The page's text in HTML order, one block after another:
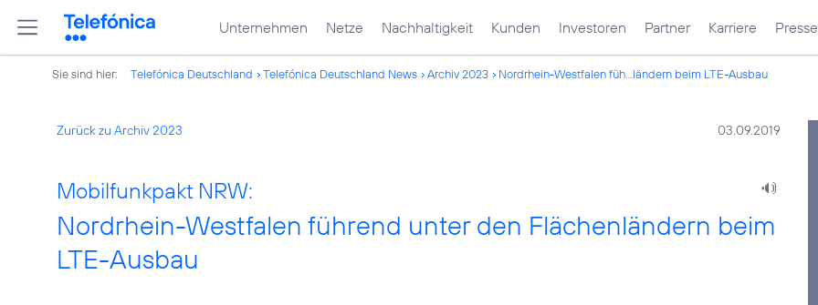
Unternehmen Netze Nachhaltigkeit Kunden Investoren Partner Karriere Presse
Sie sind hier: Telefónica Deutschland Telefónica Deutschland News Archiv 2023 Nordrhein-Westfalen füh...ländern beim LTE-Ausbau
Zurück zu Archiv 2023 03.09.2019
Mobilfunkpakt NRW:
Nordrhein-Westfalen führend unter den Flächenländern beim
LTE-Ausbau